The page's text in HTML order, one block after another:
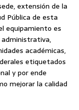
extensión de la
Pública de esta
equipamiento es
académicas,
etiquetados
y por ende
mejorar la calidad